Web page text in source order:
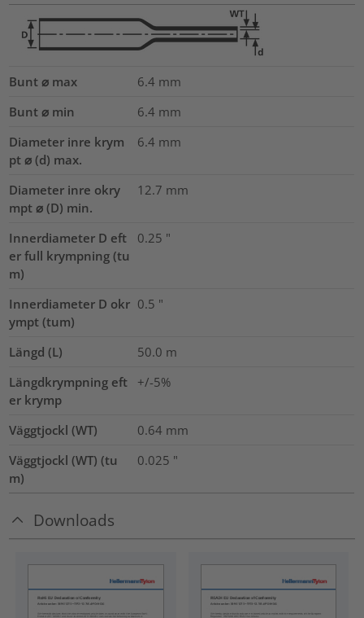
Bunt ⌀ max 6.4 mm
Bunt ⌀ min
6.4 mm
Diameter inre krym
pt ⌀ (d) max.
6.4 mm
Diameter inre okry
mpt ⌀ (D) min.
12.7 mm
Innerdiameter D eft
er full krympning (tu
m)
0.25 "
Innerdiameter D okr
ympt (tum)
0.5 "
Längd (L) 50.0 m
Längdkrympning eft
er krymp
+/-5%
Väggtjockl (WT) 0.64 mm
Väggtjockl (WT) (tu
m)
0.025 "
Downloads